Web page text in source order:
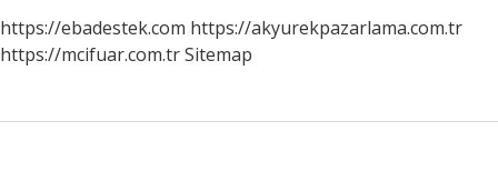
https://ebadestek.com https://akyurekpazarlama.com.tr
https://mcifuar.com.trSitemap